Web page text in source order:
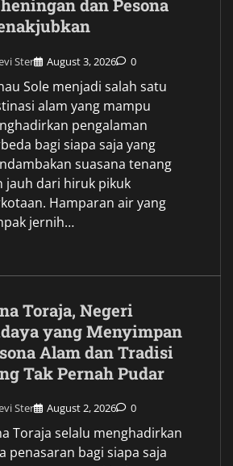
dan Pesona
Ster August 3, 2026 0
Sole menjadi salah satu
alam yang mampu
pengalaman
bagi siapa saja yang
suasana tenang
jauh dari hiruk pikuk
Hamparan air yang
jernih…
Toraja, Negeri
yang Menyimpan
Alam dan Tradisi
Tak Pernah Pudar
Ster August 2, 2026 0
Toraja selalu menghadirkan
penasaran bagi siapa saja